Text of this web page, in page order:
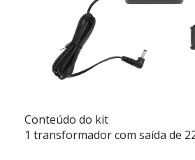
Conteúdo do kit
1 transformador com saída de